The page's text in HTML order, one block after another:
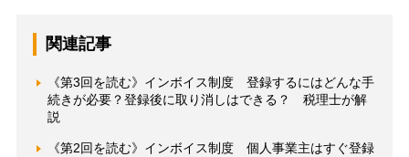
関連記事
《第3回を読む》インボイス制度 登録するにはどんな手
続きが必要？登録後に取り消しはできる？ 税理士が解
説
《第2回を読む》インボイス制度 個人事業主はすぐ登録